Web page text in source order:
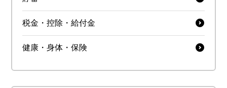
税金・控除・給付金
健康・身体・保険